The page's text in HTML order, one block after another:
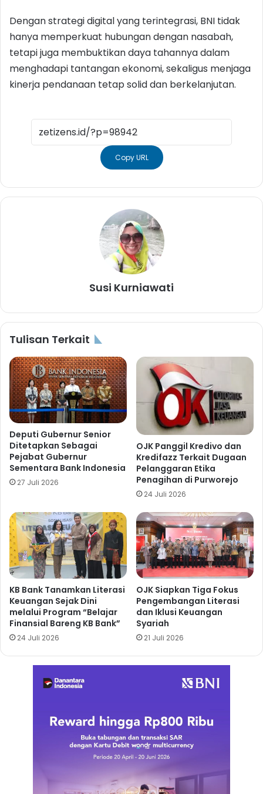
Dengan strategi digital yang terintegrasi, BNI tidak
hanya memperkuat hubungan dengan nasabah,
tetapi juga membuktikan daya tahannya dalam
menghadapi tantangan ekonomi, sekaligus menjaga
kinerja pendanaan tetap solid dan berkelanjutan.
Copy URL
Susi Kurniawati
Tulisan Terkait
Deputi Gubernur Senior
Ditetapkan Sebagai
Pejabat Gubernur
Sementara Bank Indonesia
27 Juli 2026
OJK Panggil Kredivo dan
Kredifazz Terkait Dugaan
Pelanggaran Etika
Penagihan di Purworejo
24 Juli 2026
KB Bank Tanamkan Literasi
Keuangan Sejak Dini
melalui Program “Belajar
Finansial Bareng KB Bank”
24 Juli 2026
OJK Siapkan Tiga Fokus
Pengembangan Literasi
dan Iklusi Keuangan
Syariah
21 Juli 2026